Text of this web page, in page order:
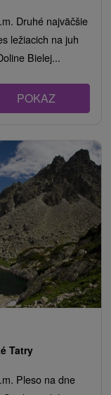
Druhé najväčšie
ležiacich na juh
Bielej...
POKAZ
Tatry
Pleso na dne